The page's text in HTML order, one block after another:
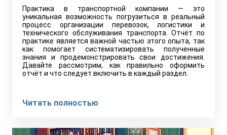
Практика в транспортной компании — это
уникальная возможность погрузиться в реальный
процесс организации перевозок, логистики и
технического обслуживания транспорта. Отчёт по
практике является важной частью этого опыта, так
как помогает систематизировать полученные
знания и продемонстрировать свои достижения.
Давайте рассмотрим, как правильно оформить
отчёт и что следует включить в каждый раздел.
Читать полностью